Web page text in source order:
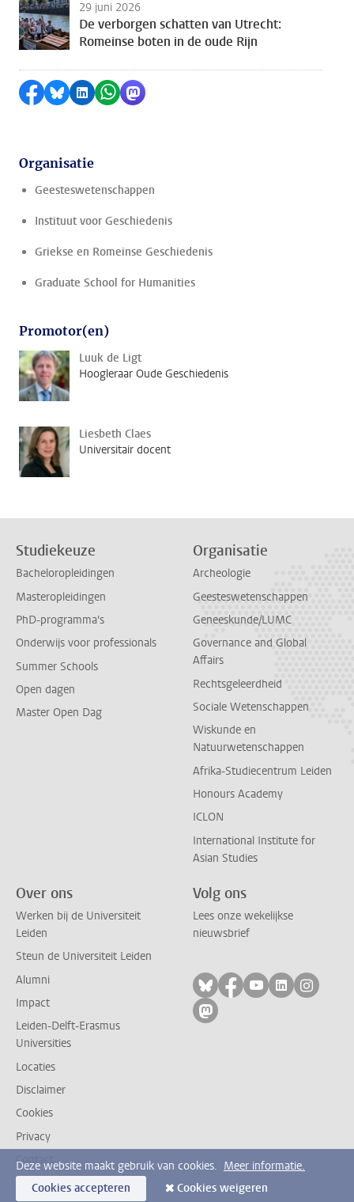
29 juni 2026
De verborgen schatten van Utrecht:
Romeinse boten in de oude Rijn
Delen op Facebook
Delen via Bluesky
Delen op LinkedIn
Delen via WhatsApp
Delen via Mastodon
Organisatie
Geesteswetenschappen
Instituut voor Geschiedenis
Griekse en Romeinse Geschiedenis
Graduate School for Humanities
Promotor(en)
Luuk de Ligt
Hoogleraar Oude Geschiedenis
Liesbeth Claes
Universitair docent
Studiekeuze
Bacheloropleidingen
Masteropleidingen
PhD-programma's
Onderwijs voor professionals
Summer Schools
Open dagen
Master Open Dag
Organisatie
Archeologie
Geesteswetenschappen
Geneeskunde/LUMC
Governance and Global
Affairs
Rechtsgeleerdheid
Sociale Wetenschappen
Wiskunde en
Natuurwetenschappen
Afrika-Studiecentrum Leiden
Honours Academy
ICLON
International Institute for
Asian Studies
Over ons
Werken bij de Universiteit
Leiden
Steun de Universiteit Leiden
Alumni
Impact
Leiden-Delft-Erasmus
Universities
Locaties
Disclaimer
Cookies
Privacy
Contact
Volg ons
Lees onze wekelijkse
nieuwsbrief
Volg ons op bluesky
Volg ons op
Volg ons op
Volg ons
Volg
Volg ons op mastodon
Deze website maakt gebruik van cookies. Meer informatie.
Cookies accepteren
Cookies weigeren